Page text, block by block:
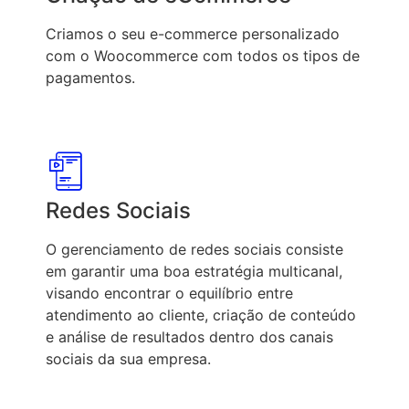
Criamos o seu e-commerce personalizado
com o Woocommerce com todos os tipos de
pagamentos.
Redes Sociais
O gerenciamento de redes sociais consiste
em garantir uma boa estratégia multicanal,
visando encontrar o equilíbrio entre
atendimento ao cliente, criação de conteúdo
e análise de resultados dentro dos canais
sociais da sua empresa.